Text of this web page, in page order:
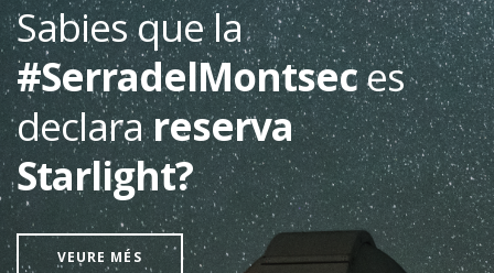
Sabies que la
#SerradelMontseces
declarareserva
Starlight?
VEURE MÉS